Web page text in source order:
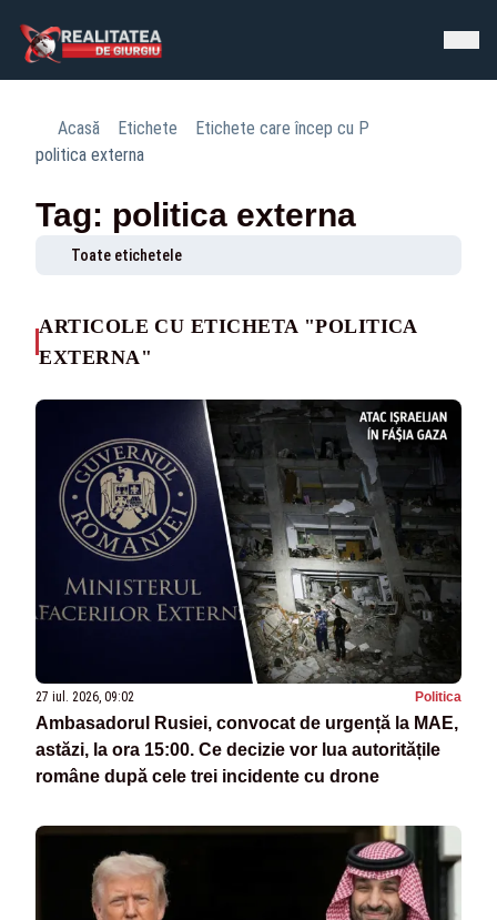
Acasă Etichete
Etichete care încep cu P
politica externa
Tag: politica externa
Toate etichetele
ARTICOLE CU ETICHETA "POLITICA
EXTERNA"
27 iul. 2026, 09:02 Politica
Ambasadorul Rusiei, convocat de urgență la MAE,
astăzi, la ora 15:00. Ce decizie vor lua autoritățile
române după cele trei incidente cu drone